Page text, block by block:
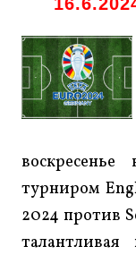
турниром
2024 против